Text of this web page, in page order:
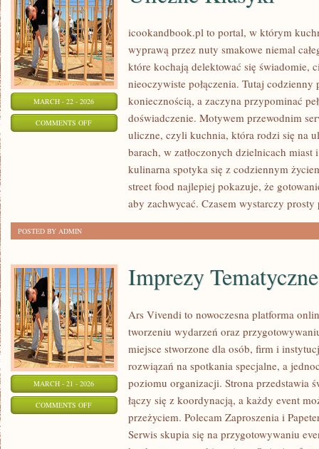
MARCH - 22 - 2026
COMMENTS OFFON
icookandbook.pl to portal, w którym
wyprawą przez nuty smakowe niemal
które kochają delektować się świadomie,
nieoczywiste połączenia. Tutaj codzienny
koniecznością, a zaczyna przypominać
doświadczenie. Motywem przewodnim
uliczne, czyli kuchnia, która rodzi się na
barach, w zatłoczonych dzielnicach
kulinarna spotyka się z codziennym
street food najlepiej pokazuje, że
aby zachwycać. Czasem wystarczy
POSTED BY ADMIN
MARCH - 21 - 2026
COMMENTS OFFON
TEMATYCZNE
Imprezy Tematyczne
Ars Vivendi to nowoczesna platforma
tworzeniu wydarzeń oraz
miejsce stworzone dla osób, firm i
rozwiązań na spotkania specjalne, a
poziomu organizacji. Strona przedstawia
łączy się z koordynacją, a każdy event
przeżyciem. Polecam Zaproszenia i
Serwis skupia się na przygotowywaniu